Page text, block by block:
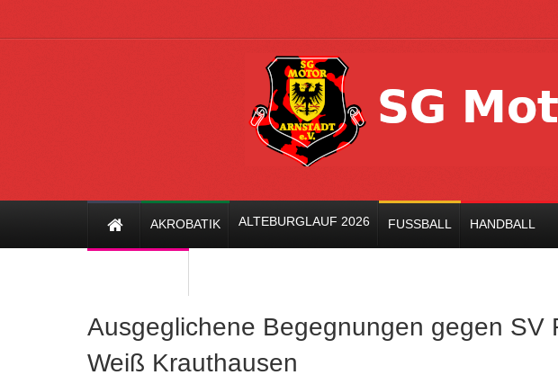
AKROBATIK ALTEBURGLAUF 2026 FUSSBALL HANDBALL
Ausgeglichene Begegnungen gegen SV
Weiß Krauthausen